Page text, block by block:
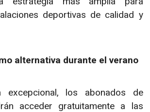
deportivas de calidad y
alternativa durante el verano
excepcional, los abonados de
acceder gratuitamente a las